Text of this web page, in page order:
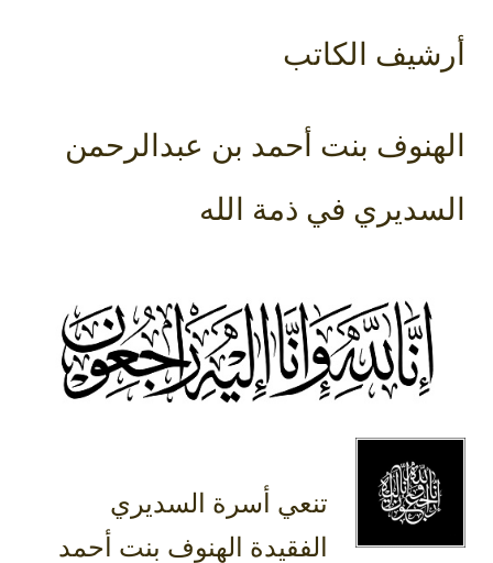
أرشيف الكاتب
الهنوف بنت أحمد بن عبدالرحمن
السديري في ذمة الله
‏تنعي أسرة السديري
الفقيدة الهنوف بنت أحمد